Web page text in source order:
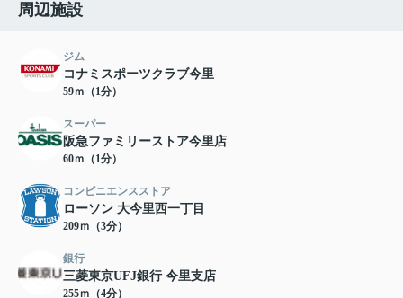
周辺施設
ジム
コナミスポーツクラブ今里
59ｍ（1分）
スーパー
阪急ファミリーストア今里店
60ｍ（1分）
コンビニエンスストア
ローソン 大今里西一丁目
209ｍ（3分）
銀行
三菱東京UFJ銀行 今里支店
255ｍ（4分）